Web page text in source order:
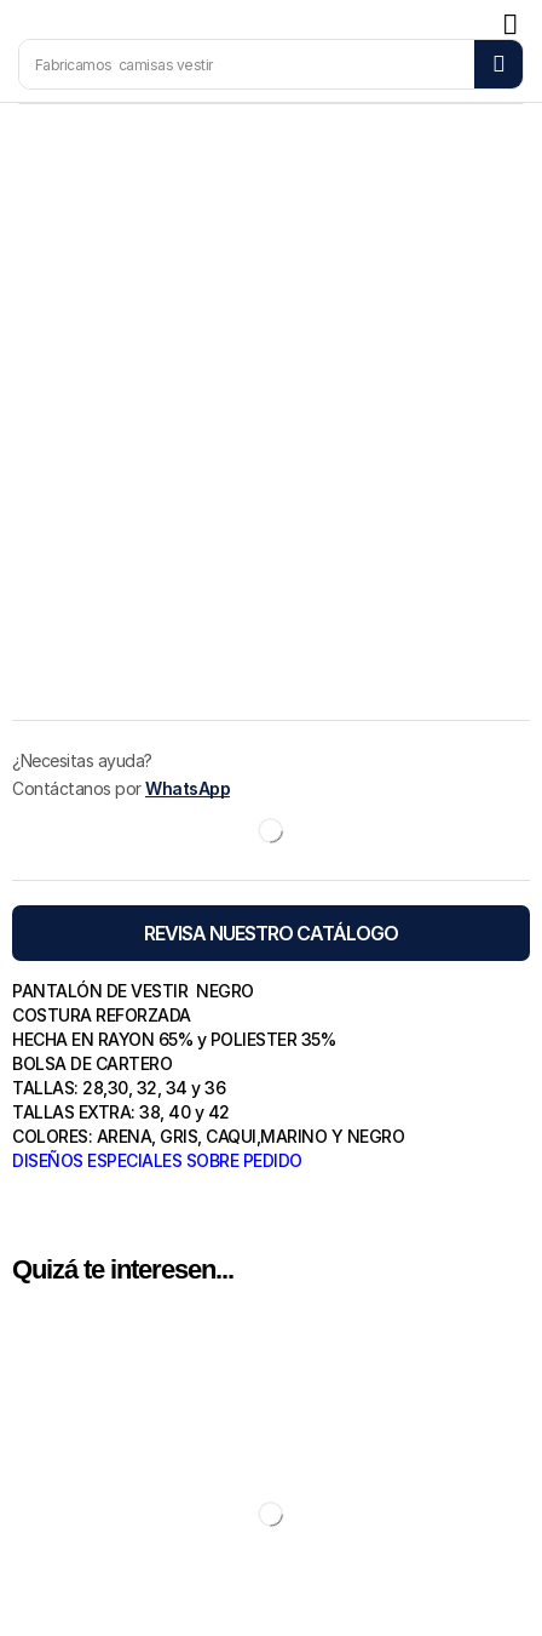
Fabricamos camisas vestir
¿Necesitas ayuda?
Contáctanos porWhatsApp
REVISA NUESTRO CATÁLOGO
PANTALÓN DE VESTIR NEGRO
COSTURA REFORZADA
HECHA EN RAYON 65% y POLIESTER 35%
BOLSA DE CARTERO
TALLAS: 28,30, 32, 34 y 36
TALLAS EXTRA: 38, 40 y 42
COLORES: ARENA, GRIS, CAQUI,MARINO Y NEGRO
DISEÑOS ESPECIALES SOBRE PEDIDO
Quizá te interesen...